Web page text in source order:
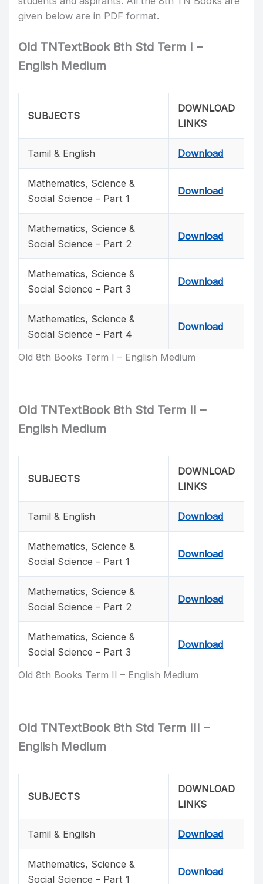
given below are in PDF format.
Old TNTextBook 8th Std Term I –
English Medium
SUBJECTS
DOWNLOAD
LINKS
Tamil & English Download
Mathematics, Science &
Social Science – Part 1
Download
Mathematics, Science &
Social Science – Part 2
Download
Mathematics, Science &
Social Science – Part 3
Download
Mathematics, Science &
Social Science – Part 4
Download
Old 8th Books Term I – English Medium
Old TNTextBook 8th Std Term II –
English Medium
SUBJECTS
DOWNLOAD
LINKS
Tamil & English Download
Mathematics, Science &
Social Science – Part 1
Download
Mathematics, Science &
Social Science – Part 2
Download
Mathematics, Science &
Social Science – Part 3
Download
Old 8th Books Term II – English Medium
Old TNTextBook 8th Std Term III –
English Medium
SUBJECTS
DOWNLOAD
LINKS
Tamil & English Download
Mathematics, Science &
Social Science – Part 1
Download